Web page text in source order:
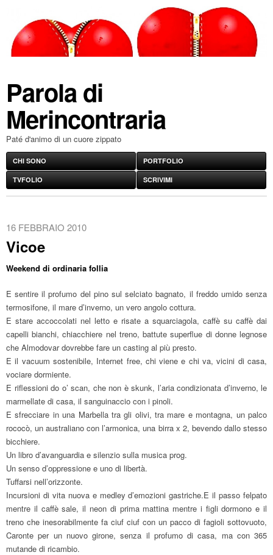
Parola di
Merincontraria
Paté d'animo di un cuore zippato
CHI SONO PORTFOLIO
TVFOLIO SCRIVIMI
16 FEBBRAIO 2010
Vicoe
Weekend di ordinaria follia
E sentire il profumo del pino sul selciato bagnato, il freddo umido senza
termosifone, il mare d’inverno, un vero angolo cottura.
E stare accoccolati nel letto e risate a squarciagola, caffè su caffè dai
capelli bianchi, chiacchiere nel treno, battute superflue di donne legnose
che Almodovar dovrebbe fare un casting al più presto.
E il vacuum sostenibile, Internet free, chi viene e chi va, vicini di casa,
vociare dormiente.
E riflessioni do o’ scan, che non è skunk, l’aria condizionata d’inverno, le
marmellate di casa, il sanguinaccio con i pinoli.
E sfrecciare in una Marbella tra gli olivi, tra mare e montagna, un palco
rococò, un australiano con l’armonica, una birra x 2, bevendo dallo stesso
bicchiere.
Un libro d’avanguardia e silenzio sulla musica prog.
Un senso d’oppressione e uno di libertà.
Tuffarsi nell’orizzonte.
Incursioni di vita nuova e medley d’emozioni gastriche.E il passo felpato
mentre il caffè sale, il neon di prima mattina mentre i figli dormono e il
treno che inesorabilmente fa ciuf ciuf con un pacco di fagioli sottovuoto,
Caronte per un nuovo girone, senza il profumo di casa, ma con 365
mutande di ricambio.